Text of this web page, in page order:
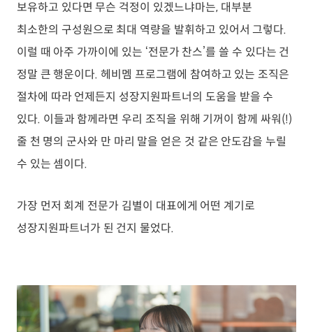
보유하고 있다면 무슨 걱정이 있겠느냐마는, 대부분
최소한의 구성원으로 최대 역량을 발휘하고 있어서 그렇다.
이럴 때 아주 가까이에 있는 ‘전문가 찬스’를 쓸 수 있다는 건
정말 큰 행운이다. 헤비멤 프로그램에 참여하고 있는 조직은
절차에 따라 언제든지 성장지원파트너의 도움을 받을 수
있다. 이들과 함께라면 우리 조직을 위해 기꺼이 함께 싸워(!)
줄 천 명의 군사와 만 마리 말을 얻은 것 같은 안도감을 누릴
수 있는 셈이다.
가장 먼저 회계 전문가 김별이 대표에게 어떤 계기로
성장지원파트너가 된 건지 물었다.